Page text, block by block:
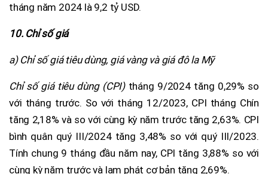
tháng năm 2024 là 9,2 tỷ USD.
10. Chỉ số giá
a) Chỉ số giá tiêu dùng, giá vàng và giá đô la Mỹ
Chỉ số giá tiêu dùng (CPI) tháng 9/2024 tăng 0,29% so
với tháng trước. So với tháng 12/2023, CPI tháng Chín
tăng 2,18% và so với cùng kỳ năm trước tăng 2,63%. CPI
bình quân quý III/2024 tăng 3,48% so với quý III/2023.
Tính chung 9 tháng đầu năm nay, CPI tăng 3,88% so với
cùng kỳ năm trước và lạm phát cơ bản tăng 2,69%.